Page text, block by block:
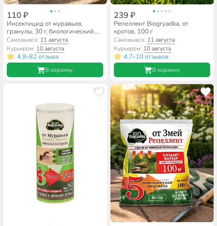
110 ₽
Инсектицид от муравьев,
гранулы, 30 г, биологический,
Biogryadka
Самовывоз: 11 августа
Курьером: 10 августа
4.9•82 отзыва
В корзину
239 ₽
Репеллент Biogryadka, от
кротов, 100 г
Самовывоз: 11 августа
Курьером: 10 августа
4.7•10 отзывов
В корзину